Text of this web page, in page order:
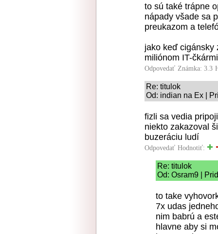
to sú také trápne
nápady všade sa
preukazom a
jako keď cigánsky
miliónom IT-
Odpovedať Známka: 3.3
Re: titulok
Od: indian na Ex |
fizli sa vedia
niekto zakazoval
buzeráciu ludí
Odpovedať Hodnotiť:
Re: titulok
Od: Osram9 |
to take
7x udas
nim babrú a
hlavne aby si